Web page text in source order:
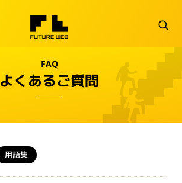
FAQ
よくあるご質問
用語集